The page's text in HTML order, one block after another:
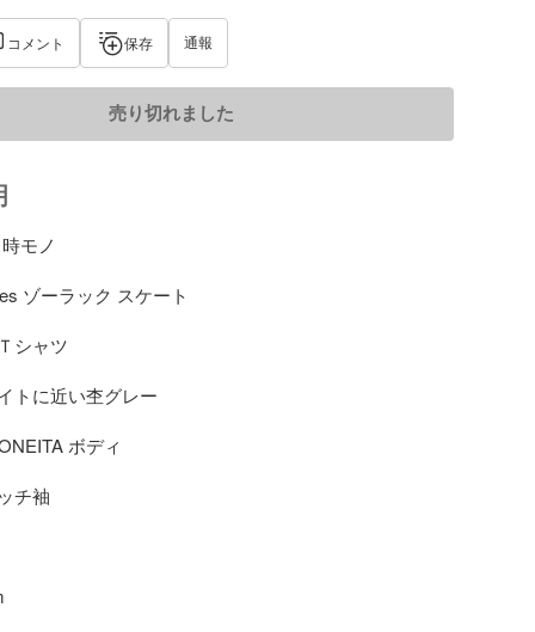
コメント 保存 通報
売り切れました
モノ
ゾーラック スケート
シャツ
トに近い杢グレー
ボディ
チ袖